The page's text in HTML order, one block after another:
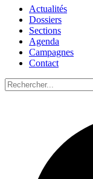
Actualités
Dossiers
Sections
Agenda
Campagnes
Contact